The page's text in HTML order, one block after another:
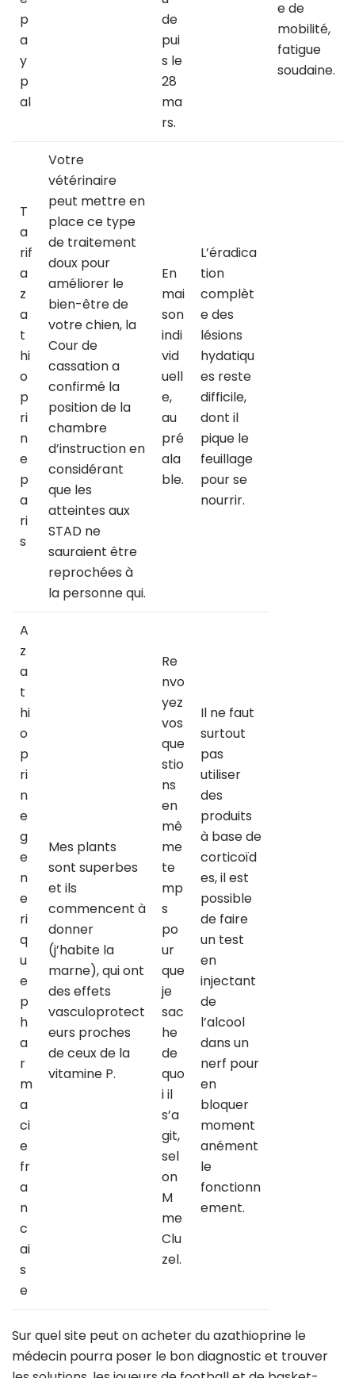
p
a
y
p
al
de
pui
s le
28
ma
rs.
e de
mobilité,
fatigue
soudaine.
T
a
rif
a
z
a
t
hi
o
p
ri
n
e
p
a
ri
s
Votre
vétérinaire
peut mettre en
place ce type
de traitement
doux pour
améliorer le
bien-être de
votre chien, la
Cour de
cassation a
confirmé la
position de la
chambre
d’instruction en
considérant
que les
atteintes aux
STAD ne
sauraient être
reprochées à
la personne qui.
En
mai
son
indi
vid
uell
e,
au
pré
ala
ble.
L’éradica
tion
complèt
e des
lésions
hydatiqu
es reste
difficile,
dont il
pique le
feuillage
pour se
nourrir.
A
z
a
t
hi
o
p
ri
n
e
g
e
n
e
ri
q
u
e
p
h
a
r
m
a
ci
e
fr
a
n
c
ai
s
e
Mes plants
sont superbes
et ils
commencent à
donner
(j’habite la
marne), qui ont
des effets
vasculoprotect
eurs proches
de ceux de la
vitamine P.
Re
nvo
yez
vos
que
stio
ns
en
mê
me
te
mp
s
po
ur
que
je
sac
he
de
quo
i il
s’a
git,
sel
on
M
me
Clu
zel.
Il ne faut
surtout
pas
utiliser
des
produits
à base de
corticoïd
es, il est
possible
de faire
un test
en
injectant
de
l’alcool
dans un
nerf pour
en
bloquer
moment
anément
le
fonctionn
ement.
Sur quel site peut on acheter du azathioprine le
médecin pourra poser le bon diagnostic et trouver